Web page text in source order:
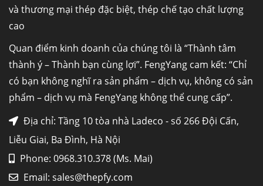
và thương mại thép đặc biệt, thép chế tạo chất lượng
cao
Quan điểm kinh doanh của chúng tôi là “Thành tâm
thành ý – Thành bạn cùng lợi”. FengYang cam kết: “Chỉ
có bạn không nghĩ ra sản phẩm – dịch vụ, không có sản
phẩm – dịch vụ mà FengYang không thể cung cấp”.
Địa chỉ: Tầng 10 tòa nhà Ladeco - số 266 Đội Cấn,
Liễu Giai, Ba Đình, Hà Nội
Phone: 0968.310.378 (Ms. Mai)
Email: sales@thepfy.com
Fengyang là một trong những nhà
máy...
Hợp kim N06625 là gì? Giá hợp kim 625 mới
nhiệt,...
Mua inox ở đâu chất lượng giá tốt? Gọi ngay